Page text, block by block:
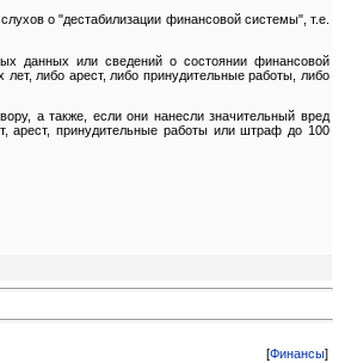
о "дестабилизации финансовой системы", т.е.
данных или сведений о состоянии финансовой
либо арест, либо принудительные работы, либо
а также, если они нанесли значительный вред
арест, принудительные работы или штраф до 100
[Финансы]